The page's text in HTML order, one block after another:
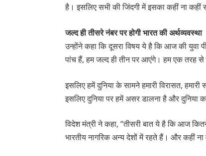
है। इसलिए सभी की जिंदगी में इसका कहीं ना कहीं
जल्द ही तीसरे नंबर पर होगी भारत की अर्थव्यवस्था
उन्होंने कहा कि दूसरा विषय ये है कि आज की युवा
पांच हैं, हम जल्द ही तीन पर आएंगे। हम एक तरह से
इसलिए हमें दुनिया के सामने हमारी विरासत,
इसलिए दुनिया पर हमें असर डालना है और दुनिया
विदेश मंत्री ने कहा, “तीसरी बात ये है कि आज
भारतीय नागरिक अन्य देशों में रहते हैं। और कहीं